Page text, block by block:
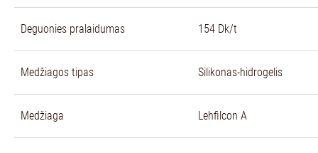
Deguonies pralaidumas 154 Dk/t
Medžiagos tipas Silikonas-hidrogelis
Medžiaga Lehfilcon A